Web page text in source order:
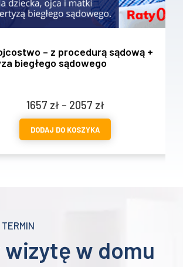
– z procedurą sądową +
biegłego sądowego
1657zł –2057złZakres
cen:
od
DODAJ DO KOSZYKA
wizytę w domu